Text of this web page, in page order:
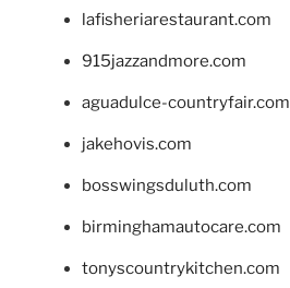
lafisheriarestaurant.com
915jazzandmore.com
aguadulce-countryfair.com
jakehovis.com
bosswingsduluth.com
birminghamautocare.com
tonyscountrykitchen.com